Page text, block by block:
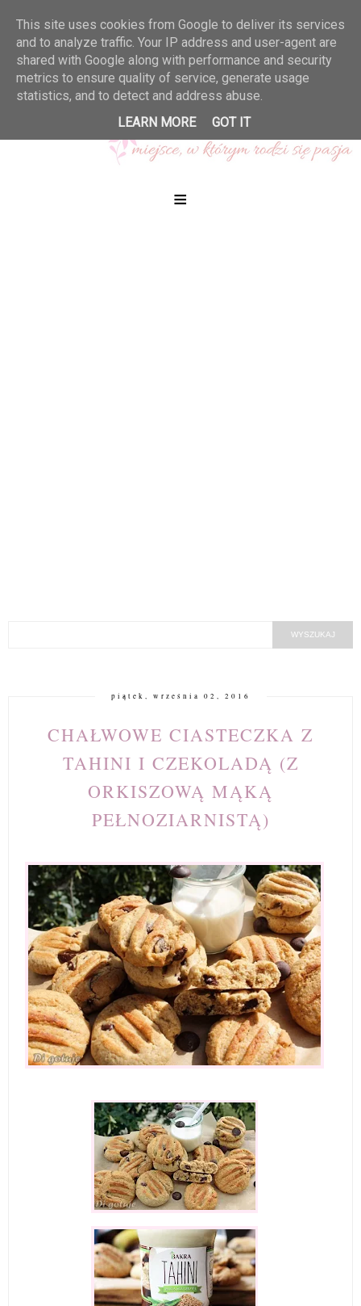
≡
piątek, września 02, 2016
CHAŁWOWE CIASTECZKA Z
TAHINI I CZEKOLADĄ (Z
ORKISZOWĄ MĄKĄ
PEŁNOZIARNISTĄ)
This site uses cookies from Google to deliver its services
and to analyze traffic. Your IP address and user-agent are
shared with Google along with performance and security
metrics to ensure quality of service, generate usage
statistics, and to detect and address abuse.
LEARN MORE
GOT IT